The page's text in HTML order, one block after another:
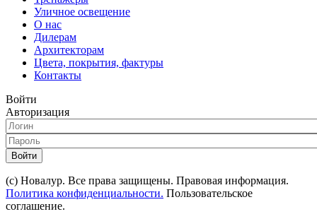
Уличное освещение
О нас
Дилерам
Архитекторам
Цвета, покрытия, фактуры
Контакты
Войти
Авторизация
Войти
(с) Новалур. Все права защищены. Правовая информация.
Политика конфиденциальности. Пользовательское
соглашение.